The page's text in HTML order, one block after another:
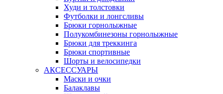
Худи и толстовки
Футболки и лонгсливы
Брюки горнолыжные
Полукомбинезоны горнолыжные
Брюки для треккинга
Брюки спортивные
Шорты и велосипедки
АКСЕССУАРЫ
Маски и очки
Балаклавы